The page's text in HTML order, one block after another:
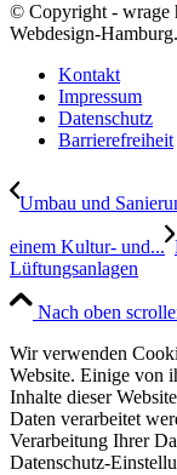
© Copyright - wrage
Webdesign-
Kontakt
Impressum
Datenschutz
Barrierefreiheit
Umbau und
einem Kultur- und...
Lüftungsanlagen
Nach oben
Wir verwenden
Website. Einige von
Inhalte dieser
Daten verarbeitet
Verarbeitung Ihrer
Datenschutz-